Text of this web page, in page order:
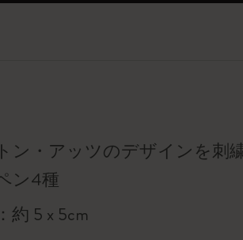
ン・アッツのデザインを刺
ン4種
約 5 x 5cm